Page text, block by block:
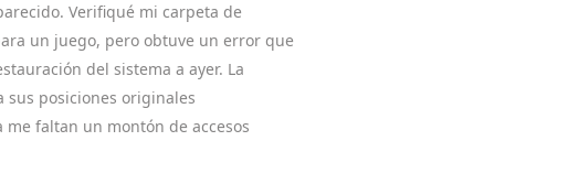
Verifiqué mi carpeta de
un juego, pero obtuve un error que
del sistema a ayer. La
sus posiciones originales
faltan un montón de accesos